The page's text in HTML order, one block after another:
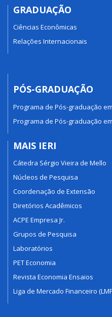
GRADUAÇÃO
Ciências Econômicas
Relações Internacionais
PÓS-GRADUAÇÃO
Programa de Pós-graduação
Programa de Pós-graduação
MAIS IERI
Cátedra Sérgio Vieira de Mello
Núcleos de Pesquisa
Coordenação de Extensão
Diretórios Acadêmicos
ACPE Empresa Jr.
Grupos de Pesquisa
Laboratórios
PET Economia
Revista Economia Ensaios
Liga de Mercado Financeiro